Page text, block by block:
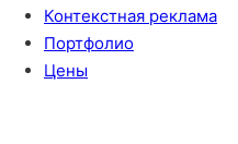
Контекстная реклама
Портфолио
Цены